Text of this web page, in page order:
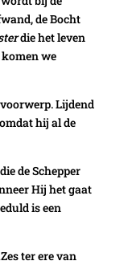
de Bocht
die het leven
komen we
Lijdend
hij al de
de Schepper
Hij het gaat
is een
ter ere van